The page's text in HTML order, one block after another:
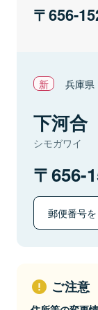
656-
兵庫県
下河合
シモガワイ
656-
郵便番号
ご注意